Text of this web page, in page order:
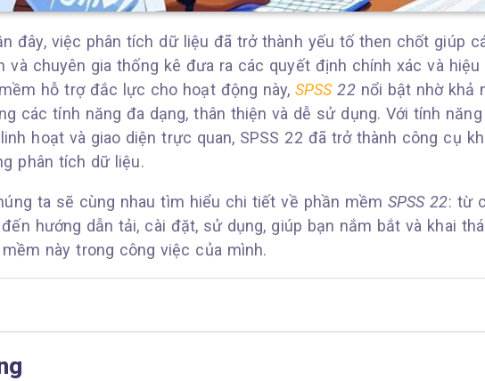
đây, việc phân tích dữ liệu đã trở thành yếu tố then chốt giúp
và chuyên gia thống kê đưa ra các quyết định chính xác và hiệu
hỗ trợ đắc lực cho hoạt động này,SPSS22nổi bật nhờ khả
các tính năng đa dạng, thân thiện và dễ sử dụng. Với tính
hoạt và giao diện trực quan, SPSS 22 đã trở thành công cụ
phân tích dữ liệu.
ta sẽ cùng nhau tìm hiểu chi tiết về phần mềm SPSS 22: từ
hướng dẫn tải, cài đặt, sử dụng, giúp bạn nắm bắt và khai
này trong công việc của mình.